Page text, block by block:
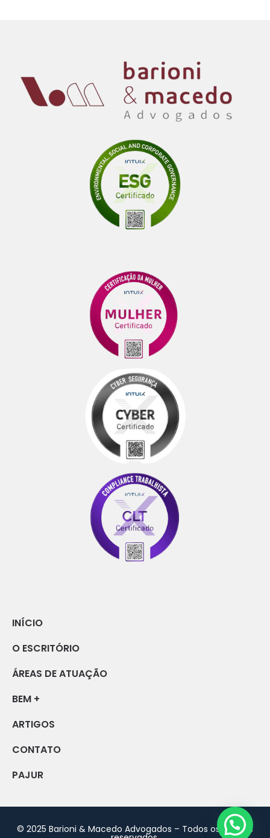
INÍCIO
O ESCRITÓRIO
ÁREAS DE ATUAÇÃO
BEM +
ARTIGOS
CONTATO
PAJUR
© 2025 Barioni & Macedo Advogados – Todos os direitos